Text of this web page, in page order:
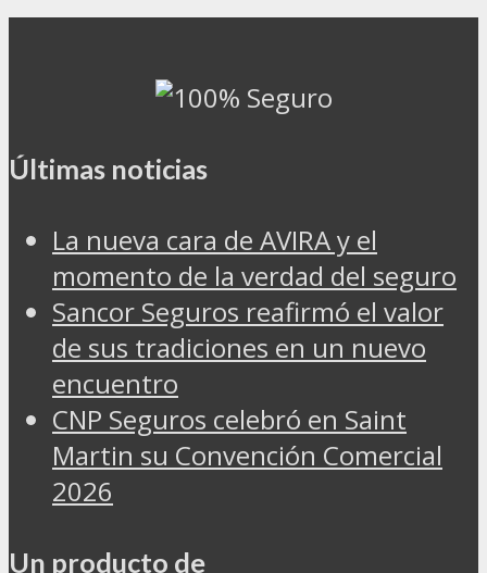
Últimas noticias
La nueva cara de AVIRA y el
momento de la verdad del seguro
Sancor Seguros reafirmó el valor
de sus tradiciones en un nuevo
encuentro
CNP Seguros celebró en Saint
Martin su Convención Comercial
2026
Un producto de